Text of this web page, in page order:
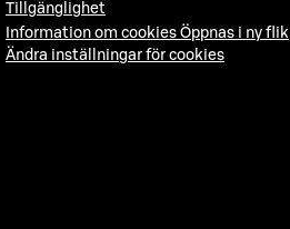
Tillgänglighet
Information om cookies Öppnas i ny flik
Ändra inställningar för cookies